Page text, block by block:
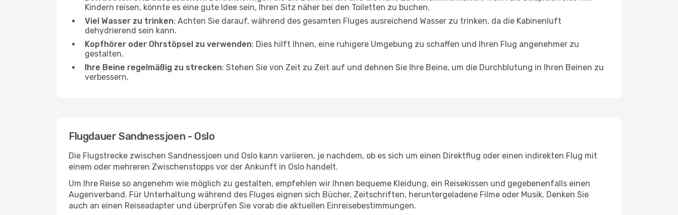
Kindern reisen, könnte es eine gute Idee sein, Ihren Sitz näher bei den Toiletten zu buchen.
Viel Wasser zu trinken: Achten Sie darauf, während des gesamten Fluges ausreichend Wasser zu trinken, da die Kabinenluft
dehydrierend sein kann.
Kopfhörer oder Ohrstöpsel zu verwenden: Dies hilft Ihnen, eine ruhigere Umgebung zu schaffen und Ihren Flug angenehmer zu
gestalten.
Ihre Beine regelmäßig zu strecken: Stehen Sie von Zeit zu Zeit auf und dehnen Sie Ihre Beine, um die Durchblutung in Ihren Beinen zu
verbessern.
Flugdauer Sandnessjoen - Oslo
Die Flugstrecke zwischen Sandnessjoen und Oslo kann variieren, je nachdem, ob es sich um einen Direktflug oder einen indirekten Flug mit
einem oder mehreren Zwischenstopps vor der Ankunft in Oslo handelt.
Um Ihre Reise so angenehm wie möglich zu gestalten, empfehlen wir Ihnen bequeme Kleidung, ein Reisekissen und gegebenenfalls einen
Augenverband. Für Unterhaltung während des Fluges eignen sich Bücher, Zeitschriften, heruntergeladene Filme oder Musik. Denken Sie
auch an einen Reiseadapter und überprüfen Sie vorab die aktuellen Einreisebestimmungen.